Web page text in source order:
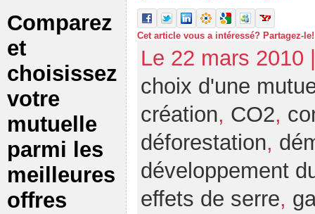
Comparez
et
choisissez
votre
mutuelle
parmi les
meilleures
offres
Cet article vous a intéressé? Partagez-le!
Le 22 mars 2010
choix d'une
création, CO2,
déforestation,
développement
effets de serre,